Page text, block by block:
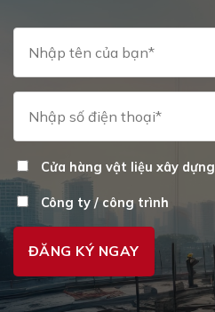
Cửa hàng vật liệu xây dựng
Công ty / công trình